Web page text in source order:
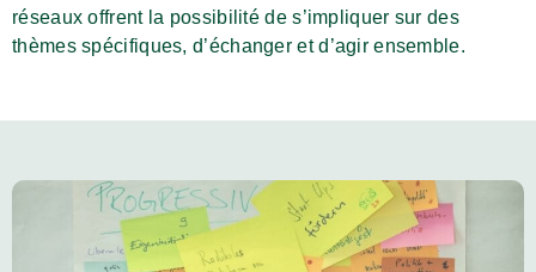
réseaux offrent la possibilité de s’impliquer sur des
thèmes spécifiques, d’échanger et d’agir ensemble.